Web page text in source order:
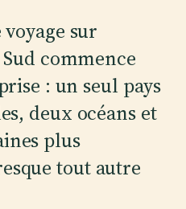
sur
commence
: un seul pays
deux océans et
plus
tout autre